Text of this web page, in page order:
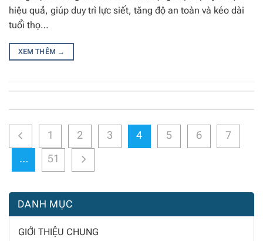
DANH MỤC
GIỚI THIỆU CHUNG
hiệu quả, giúp duy trì lực siết, tăng độ an toàn và kéo dài
tuổi thọ…
XEM THÊM →
1 2 3 4 5 6
7
…
51